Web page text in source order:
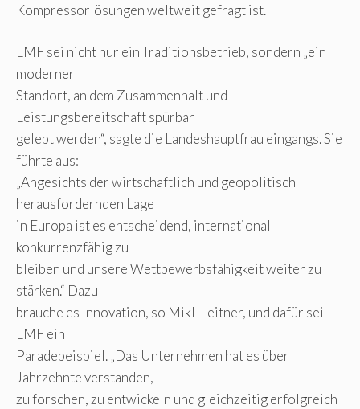
Kompressorlösungen weltweit gefragt ist.
LMF sei nicht nur ein Traditionsbetrieb, sondern „ein
moderner
Standort, an dem Zusammenhalt und
Leistungsbereitschaft spürbar
gelebt werden“, sagte die Landeshauptfrau eingangs. Sie
führte aus:
„Angesichts der wirtschaftlich und geopolitisch
herausfordernden Lage
in Europa ist es entscheidend, international
konkurrenzfähig zu
bleiben und unsere Wettbewerbsfähigkeit weiter zu
stärken.“ Dazu
brauche es Innovation, so Mikl-Leitner, und dafür sei
LMF ein
Paradebeispiel. „Das Unternehmen hat es über
Jahrzehnte verstanden,
zu forschen, zu entwickeln und gleichzeitig erfolgreich